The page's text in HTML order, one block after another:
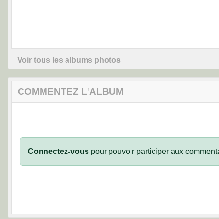
Voir tous les albums photos
COMMENTEZ L'ALBUM
Connectez-vous pour pouvoir participer aux